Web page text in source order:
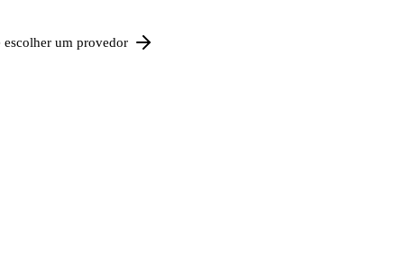
escolher um provedor